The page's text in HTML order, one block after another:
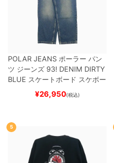
POLAR JEANS ポーラー パン
ツ ジーンズ 93! DENIM DIRTY
BLUE スケートボード スケボー
¥26,950(税込)
5